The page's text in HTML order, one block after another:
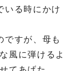
いる時にかけ
ですが、母も
風に弾けるよ